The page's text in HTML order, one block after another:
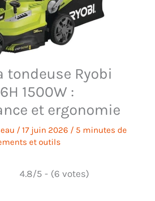
tondeuse Ryobi
1500W :
et ergonomie
/ 17 juin 2026 / 5 minutes de
et outils
4.8/5 - (6 votes)